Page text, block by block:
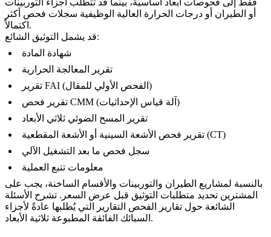
فقط إلى فحوصات أبعاد أساسية، بينما قد تتطلب أجزاء التوربينات
أو الطيران أو درجات الحرارة العالية الوظيفية سجلات فحص أكثر
اكتمالاً.
قد يشمل التوثيق الشائع:
شهادة المادة
تقرير المعالجة الحرارية
تقرير FAI (الفحص الأولي للمقال)
تقرير فحص CMM (آلة قياس الإحداثيات)
تقرير المسح الضوئي ثلاثي الأبعاد
تقرير فحص الأشعة السينية أو الأشعة المقطعية (CT)
سجل فحص ما بعد التشغيل الآلي
معلومات تتبع العملية
بالنسبة لمشاريع الطيران والتوربينات والأقسام الساخنة، يجب على
المشترين تحديد متطلبات التوثيق قبل عرض السعر. تشرح الأسئلة
الشائعة حول تقارير الفحص التقارير التي يُطلبها عادةً لأجزاء
السبائك الفائقة المطبوعة ثلاثية الأبعاد.